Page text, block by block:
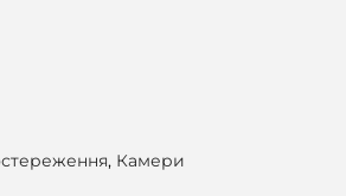
, Камери